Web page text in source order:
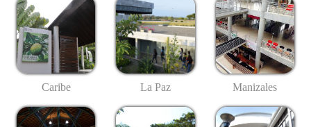
Caribe La Paz Manizales